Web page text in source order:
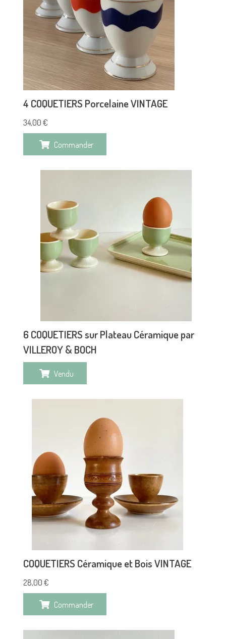
4 COQUETIERS Porcelaine VINTAGE
34,00 €
Commander
6 COQUETIERS sur Plateau Céramique par
VILLEROY & BOCH
Vendu
COQUETIERS Céramique et Bois VINTAGE
28,00 €
Commander